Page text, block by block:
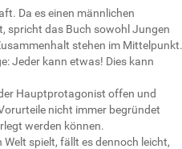
Da es einen männlichen
spricht das Buch sowohl Jungen
stehen im Mittelpunkt.
Jeder kann etwas! Dies kann
Hauptprotagonist offen und
nicht immer begründet
werden können.
spielt, fällt es dennoch leicht,